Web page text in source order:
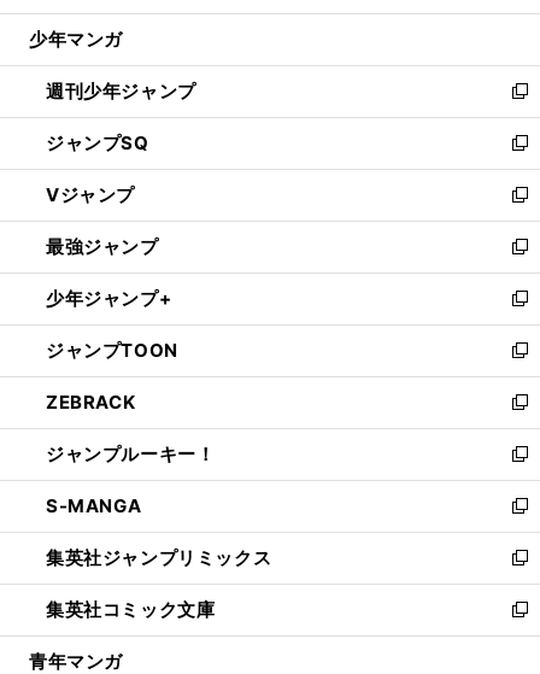
ウ
開
く
少年マンガ
週刊少年ジャンプ
新
し
い
ウ
ィ
ン
ド
ウ
で
開
く
ジャンプSQ
新
し
い
ウ
ィ
ン
ド
ウ
で
開
く
Vジャンプ
新
し
い
ウ
ィ
ン
ド
ウ
で
開
く
最強ジャンプ
新
し
い
ウ
ィ
ン
ド
ウ
で
開
く
少年ジャンプ+
新
し
い
ウ
ィ
ン
ド
ウ
で
開
く
ジャンプTOON
新
し
い
ウ
ィ
ン
ド
ウ
で
開
く
ZEBRACK
新
し
い
ウ
ィ
ン
ド
ウ
で
開
ジャンプルーキー！
新
し
い
ウ
ィ
ン
ド
ウ
S-MANGA
新
し
い
ウ
ィ
ン
集英社ジャンプリミックス
新
し
い
ウ
集英社コミック文庫
新
し
青年マンガ